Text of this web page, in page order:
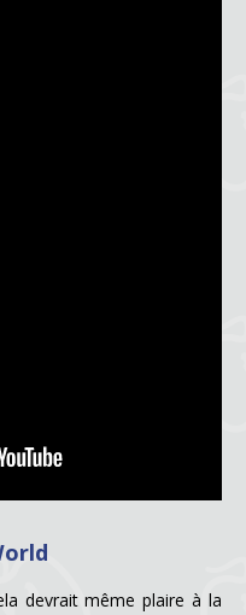
devrait même plaire à la